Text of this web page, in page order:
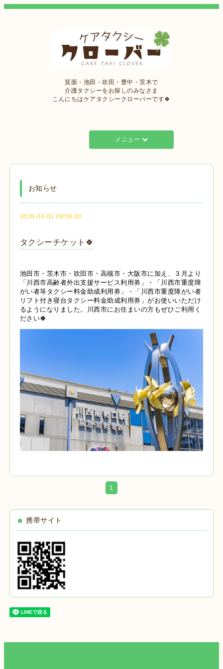
箕面・池田・吹田・豊中・茨木で
介護タクシーをお探しのみなさま
こんにちはケアタクシークローバーです🍀
メニュー
お知らせ
2026-03-01 09:06:00
タクシーチケット🍀
池田市・茨木市・吹田市・高槻市・大阪市に加え、３月より
「川西市高齢者外出支援サービス利用券」・「川西市重度障
がい者等タクシー料金助成利用券」・「 川西市重度障がい者
リフト付き寝台タクシー料金助成利用券」がお使いいただけ
るようになりました。川西市にお住まいの方もぜひご利用く
ださい🍀
1
携帯サイト